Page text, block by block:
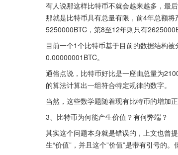
有人说那这样比特币不就会越来越多，最
那就是比特币具有总量有限，前4年总额
5250000BTC，第8至12年则只有
目前一个1个比特币基于目前的数据结构
0.00000001BTC。
通俗点说，比特币好比是一座由总量为
的算法计算出一组符合特定规律的数字。
当然，这些数学题随着现有比特币的增加正
3、比特币为何能产生价值？有何弊端？
其实这个问题本身就是错误的，上文也曾
生“价值”，并且这个”价值”是带有引号的